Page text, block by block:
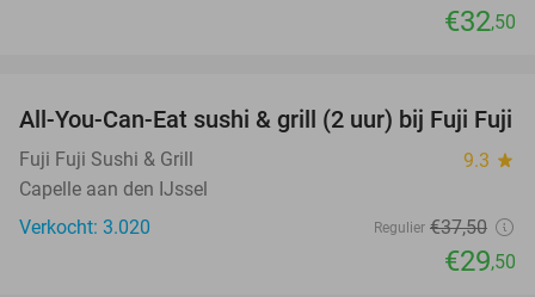
€32,50
21%
All-You-Can-Eat sushi & grill (2 uur) bij Fuji Fuji
Fuji Fuji Sushi & Grill 9.3 star
Capelle aan den IJssel
Verkocht: 3.020
Regulier €37,50
€29,50